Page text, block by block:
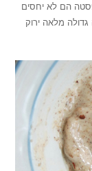
הם לא יחסים
מלאה ירוק